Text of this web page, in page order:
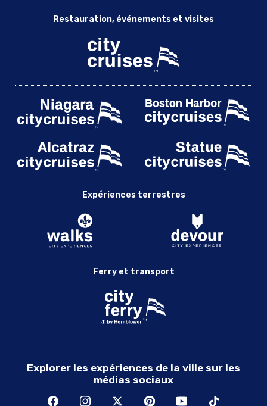
Restauration, événements et visites
Expériences terrestres
Ferry et transport
Explorer les expériences de la ville sur les
médias sociaux